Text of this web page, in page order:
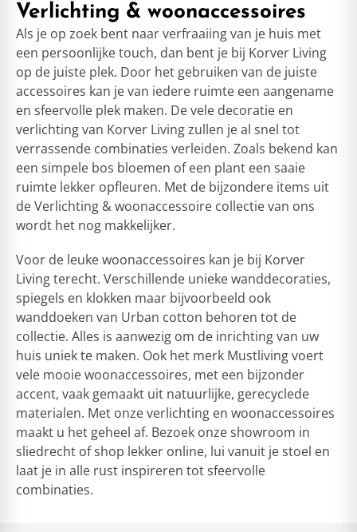
Verlichting & woonaccessoires
Als je op zoek bent naar verfraaiing van je huis met
een persoonlijke touch, dan bent je bij Korver Living
op de juiste plek. Door het gebruiken van de juiste
accessoires kan je van iedere ruimte een aangename
en sfeervolle plek maken. De vele decoratie en
verlichting van Korver Living zullen je al snel tot
verrassende combinaties verleiden. Zoals bekend kan
een simpele bos bloemen of een plant een saaie
ruimte lekker opfleuren. Met de bijzondere items uit
de Verlichting & woonaccessoire collectie van ons
wordt het nog makkelijker.
Voor de leuke woonaccessoires kan je bij Korver
Living terecht. Verschillende unieke wanddecoraties,
spiegels en klokken maar bijvoorbeeld ook
wanddoeken van Urban cotton behoren tot de
collectie. Alles is aanwezig om de inrichting van uw
huis uniek te maken. Ook het merk Mustliving voert
vele mooie woonaccessoires, met een bijzonder
accent, vaak gemaakt uit natuurlijke, gerecyclede
materialen. Met onze verlichting en woonaccessoires
maakt u het geheel af. Bezoek onze showroom in
sliedrecht of shop lekker online, lui vanuit je stoel en
laat je in alle rust inspireren tot sfeervolle
combinaties.